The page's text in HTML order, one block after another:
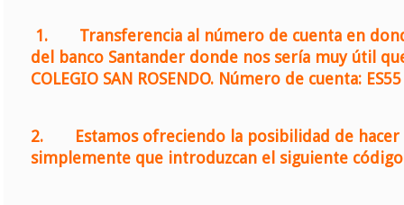
1. Transferencia al número de cuenta en
del banco Santander donde nos sería muy útil
COLEGIO SAN ROSENDO. Número de cuenta:
2. Estamos ofreciendo la posibilidad de
simplemente que introduzcan el siguiente